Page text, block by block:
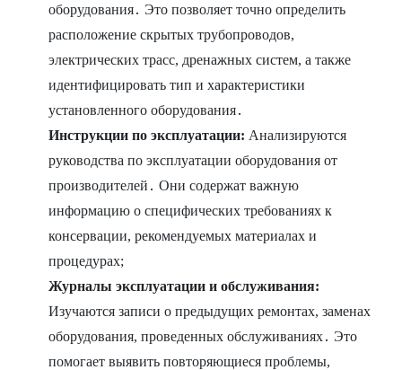
оборудования․ Это позволяет точно определить
расположение скрытых трубопроводов,
электрических трасс, дренажных систем, а также
идентифицировать тип и характеристики
установленного оборудования․
Инструкции по эксплуатации: Анализируются
руководства по эксплуатации оборудования от
производителей․ Они содержат важную
информацию о специфических требованиях к
консервации, рекомендуемых материалах и
процедурах;
Журналы эксплуатации и обслуживания:
Изучаются записи о предыдущих ремонтах, заменах
оборудования, проведенных обслуживаниях․ Это
помогает выявить повторяющиеся проблемы,